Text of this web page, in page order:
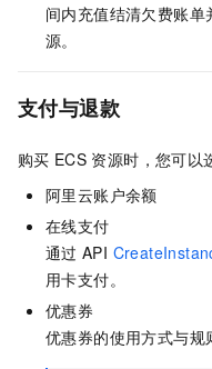
间内充值结清欠费账
源。
支付与退款
购买 ECS 资源时，您可以
阿里云账户余额
在线支付
通过 API
用卡支付。
优惠券
优惠券的使用方式与规